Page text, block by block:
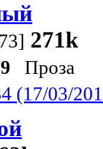
271k
Проза
(17/03/